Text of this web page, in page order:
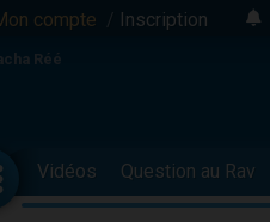
compte / Inscription
Réé
Vidéos Question au Rav